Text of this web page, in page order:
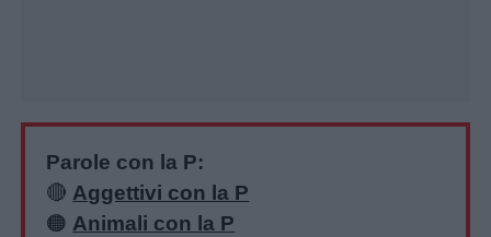
Parole con la P:
🔴 Aggettivi con la P
🟠 Animali con la P